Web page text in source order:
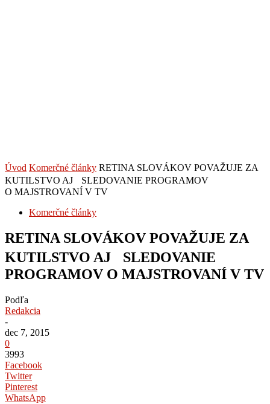
Úvod Komerčné články RETINA SLOVÁKOV POVAŽUJE ZA
KUTILSTVO AJ SLEDOVANIE PROGRAMOV
O MAJSTROVANÍ V TV
Komerčné články
RETINA SLOVÁKOV POVAŽUJE ZA
KUTILSTVO AJ SLEDOVANIE
PROGRAMOV O MAJSTROVANÍ V TV
Podľa
Redakcia
-
dec 7, 2015
0
3993
Facebook
Twitter
Pinterest
WhatsApp